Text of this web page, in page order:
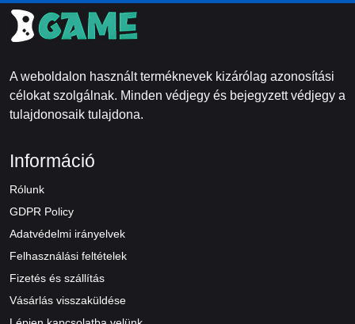
A weboldalon használt terméknevek kizárólag azonosítási
célokat szolgálnak. Minden védjegy és bejegyzett védjegy a
tulajdonosaik tulajdona.
Információ
Rólunk
GDPR Policy
Adatvédelmi irányelvek
Felhasználási feltételek
Fizetés és szállítás
Vásárlás visszaküldése